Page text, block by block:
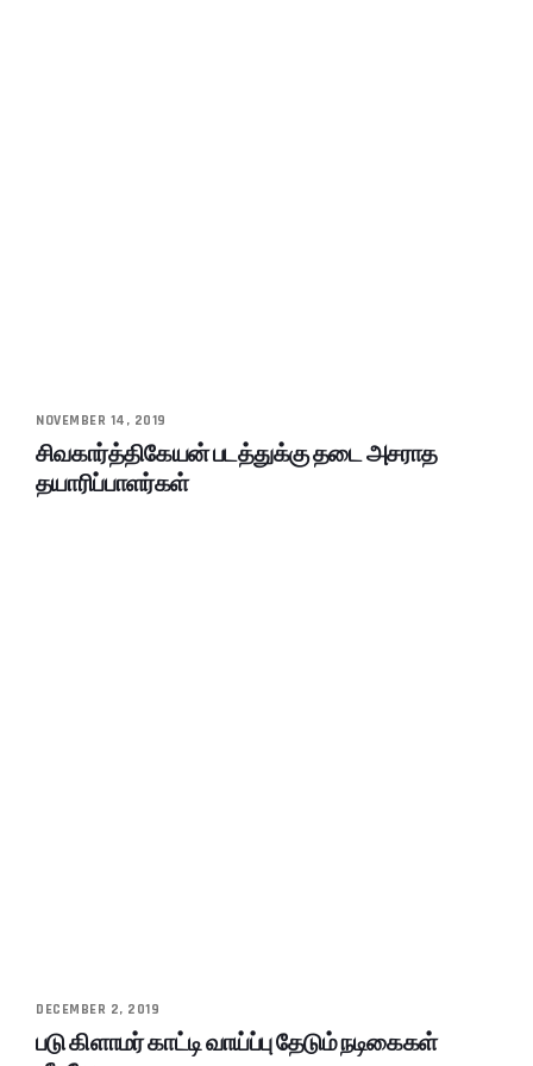
NOVEMBER 14, 2019
சிவகார்த்திகேயன் படத்துக்கு தடை அசராத
தயாரிப்பாளர்கள்
DECEMBER 2, 2019
படு கிளாமர் காட்டி வாய்ப்பு தேடும் நடிகைகள்